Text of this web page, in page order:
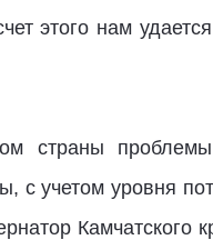
этого нам
страны
с учетом уровня